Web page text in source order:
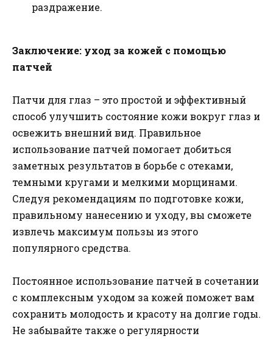
раздражение.
Заключение: уход за кожей с помощью
патчей
Патчи для глаз – это простой и эффективный
способ улучшить состояние кожи вокруг глаз и
освежить внешний вид. Правильное
использование патчей помогает добиться
заметных результатов в борьбе с отеками,
темными кругами и мелкими морщинами.
Следуя рекомендациям по подготовке кожи,
правильному нанесению и уходу, вы сможете
извлечь максимум пользы из этого
популярного средства.
Постоянное использование патчей в сочетании
с комплексным уходом за кожей поможет вам
сохранить молодость и красоту на долгие годы.
Не забывайте также о регулярности